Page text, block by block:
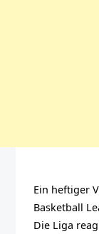
Ein heftiger
Basketball
Die Liga